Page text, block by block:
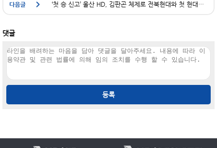
‘첫 승 신고’ 울산 HD, 김판곤 체제로 전북현대와 첫 현대가더비 빅뱅
댓글
등록